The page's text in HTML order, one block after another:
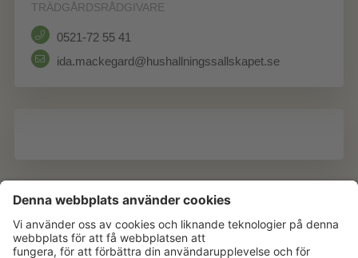
TRÄDGÅRDSRÅDGIVARE
0521-72 55 41
ida.mackegard@hushallningssallskapet.se